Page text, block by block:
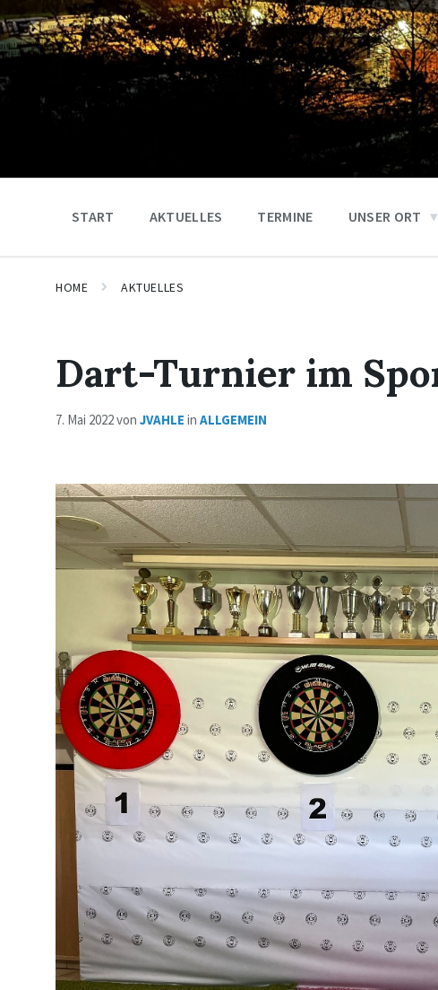
START AKTUELLES TERMINE UNSER ORT
HOME AKTUELLES
Dart-Turnier im
7. Mai 2022von JVAHLE in ALLGEMEIN